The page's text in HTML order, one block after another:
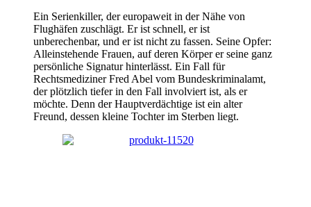
Ein Serienkiller, der europaweit in der Nähe von
Flughäfen zuschlägt. Er ist schnell, er ist
unberechenbar, und er ist nicht zu fassen. Seine Opfer:
Alleinstehende Frauen, auf deren Körper er seine ganz
persönliche Signatur hinterlässt. Ein Fall für
Rechtsmediziner Fred Abel vom Bundeskriminalamt,
der plötzlich tiefer in den Fall involviert ist, als er
möchte. Denn der Hauptverdächtige ist ein alter
Freund, dessen kleine Tochter im Sterben liegt.